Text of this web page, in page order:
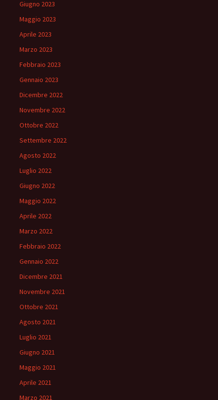
Giugno 2023
Maggio 2023
Aprile 2023
Marzo 2023
Febbraio 2023
Gennaio 2023
Dicembre 2022
Novembre 2022
Ottobre 2022
Settembre 2022
Agosto 2022
Luglio 2022
Giugno 2022
Maggio 2022
Aprile 2022
Marzo 2022
Febbraio 2022
Gennaio 2022
Dicembre 2021
Novembre 2021
Ottobre 2021
Agosto 2021
Luglio 2021
Giugno 2021
Maggio 2021
Aprile 2021
Marzo 2021